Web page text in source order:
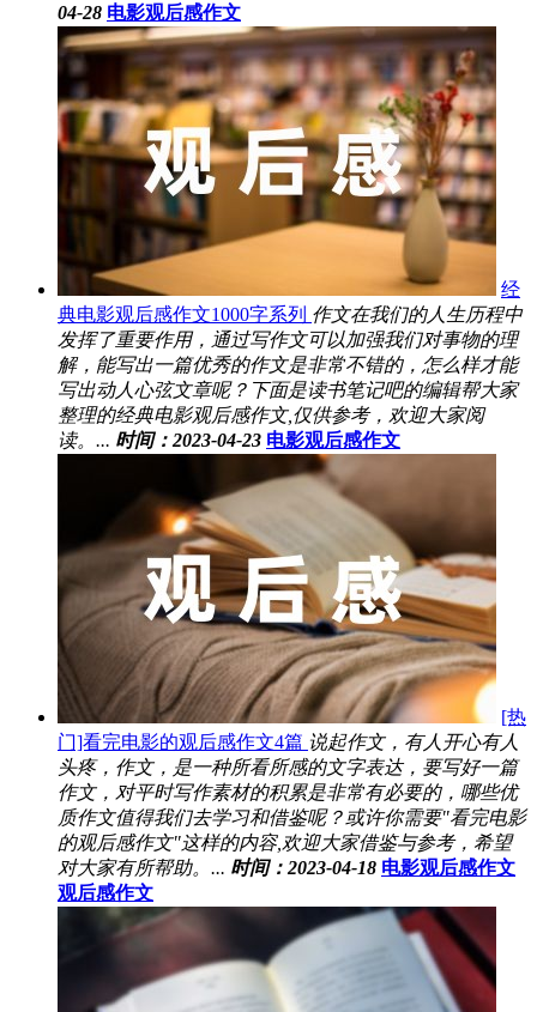
04-28 电影观后感作文
经
典电影观后感作文1000字系列 作文在我们的人生历程中
发挥了重要作用，通过写作文可以加强我们对事物的理
解，能写出一篇优秀的作文是非常不错的，怎么样才能
写出动人心弦文章呢？下面是读书笔记吧的编辑帮大家
整理的经典电影观后感作文,仅供参考，欢迎大家阅
读。... 时间：2023-04-23 电影观后感作文
[热
门]看完电影的观后感作文4篇 说起作文，有人开心有人
头疼，作文，是一种所看所感的文字表达，要写好一篇
作文，对平时写作素材的积累是非常有必要的，哪些优
质作文值得我们去学习和借鉴呢？或许你需要"看完电影
的观后感作文"这样的内容,欢迎大家借鉴与参考，希望
对大家有所帮助。... 时间：2023-04-18 电影观后感作文
观后感作文